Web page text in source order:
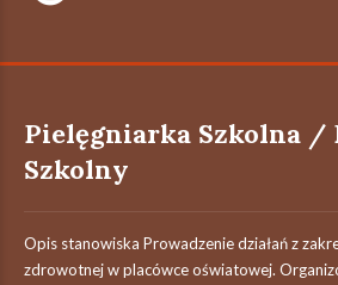
Pielęgniarka Szkolna /
Szkolny
Opis stanowiska Prowadzenie działań z
zdrowotnej w placówce oświatowej.